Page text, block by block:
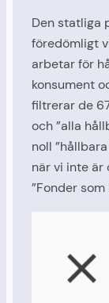
Den statliga
föredömligt
arbetar för
konsument
filtrerar de
och ”alla
noll
när vi inte är
”Fonder